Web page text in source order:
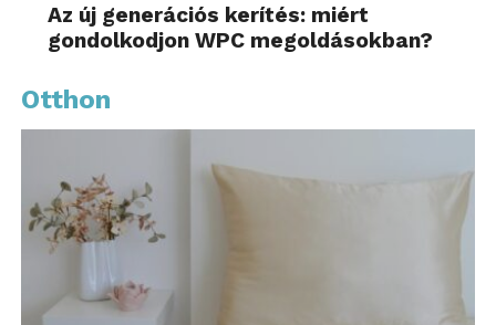
Az új generációs kerítés: miért
gondolkodjon WPC megoldásokban?
Otthon